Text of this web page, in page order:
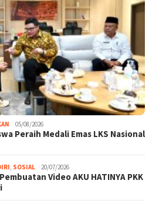
05/08/2026
Peraih Medali Emas LKS Nasional
, SOSIAL 20/07/2026
Video AKU HATINYA PKK